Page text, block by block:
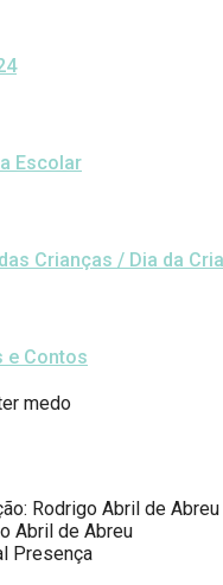
Escolar
Crianças / Dia da
e Contos
medo
Rodrigo Abril de Abreu
Abril de Abreu
Presença